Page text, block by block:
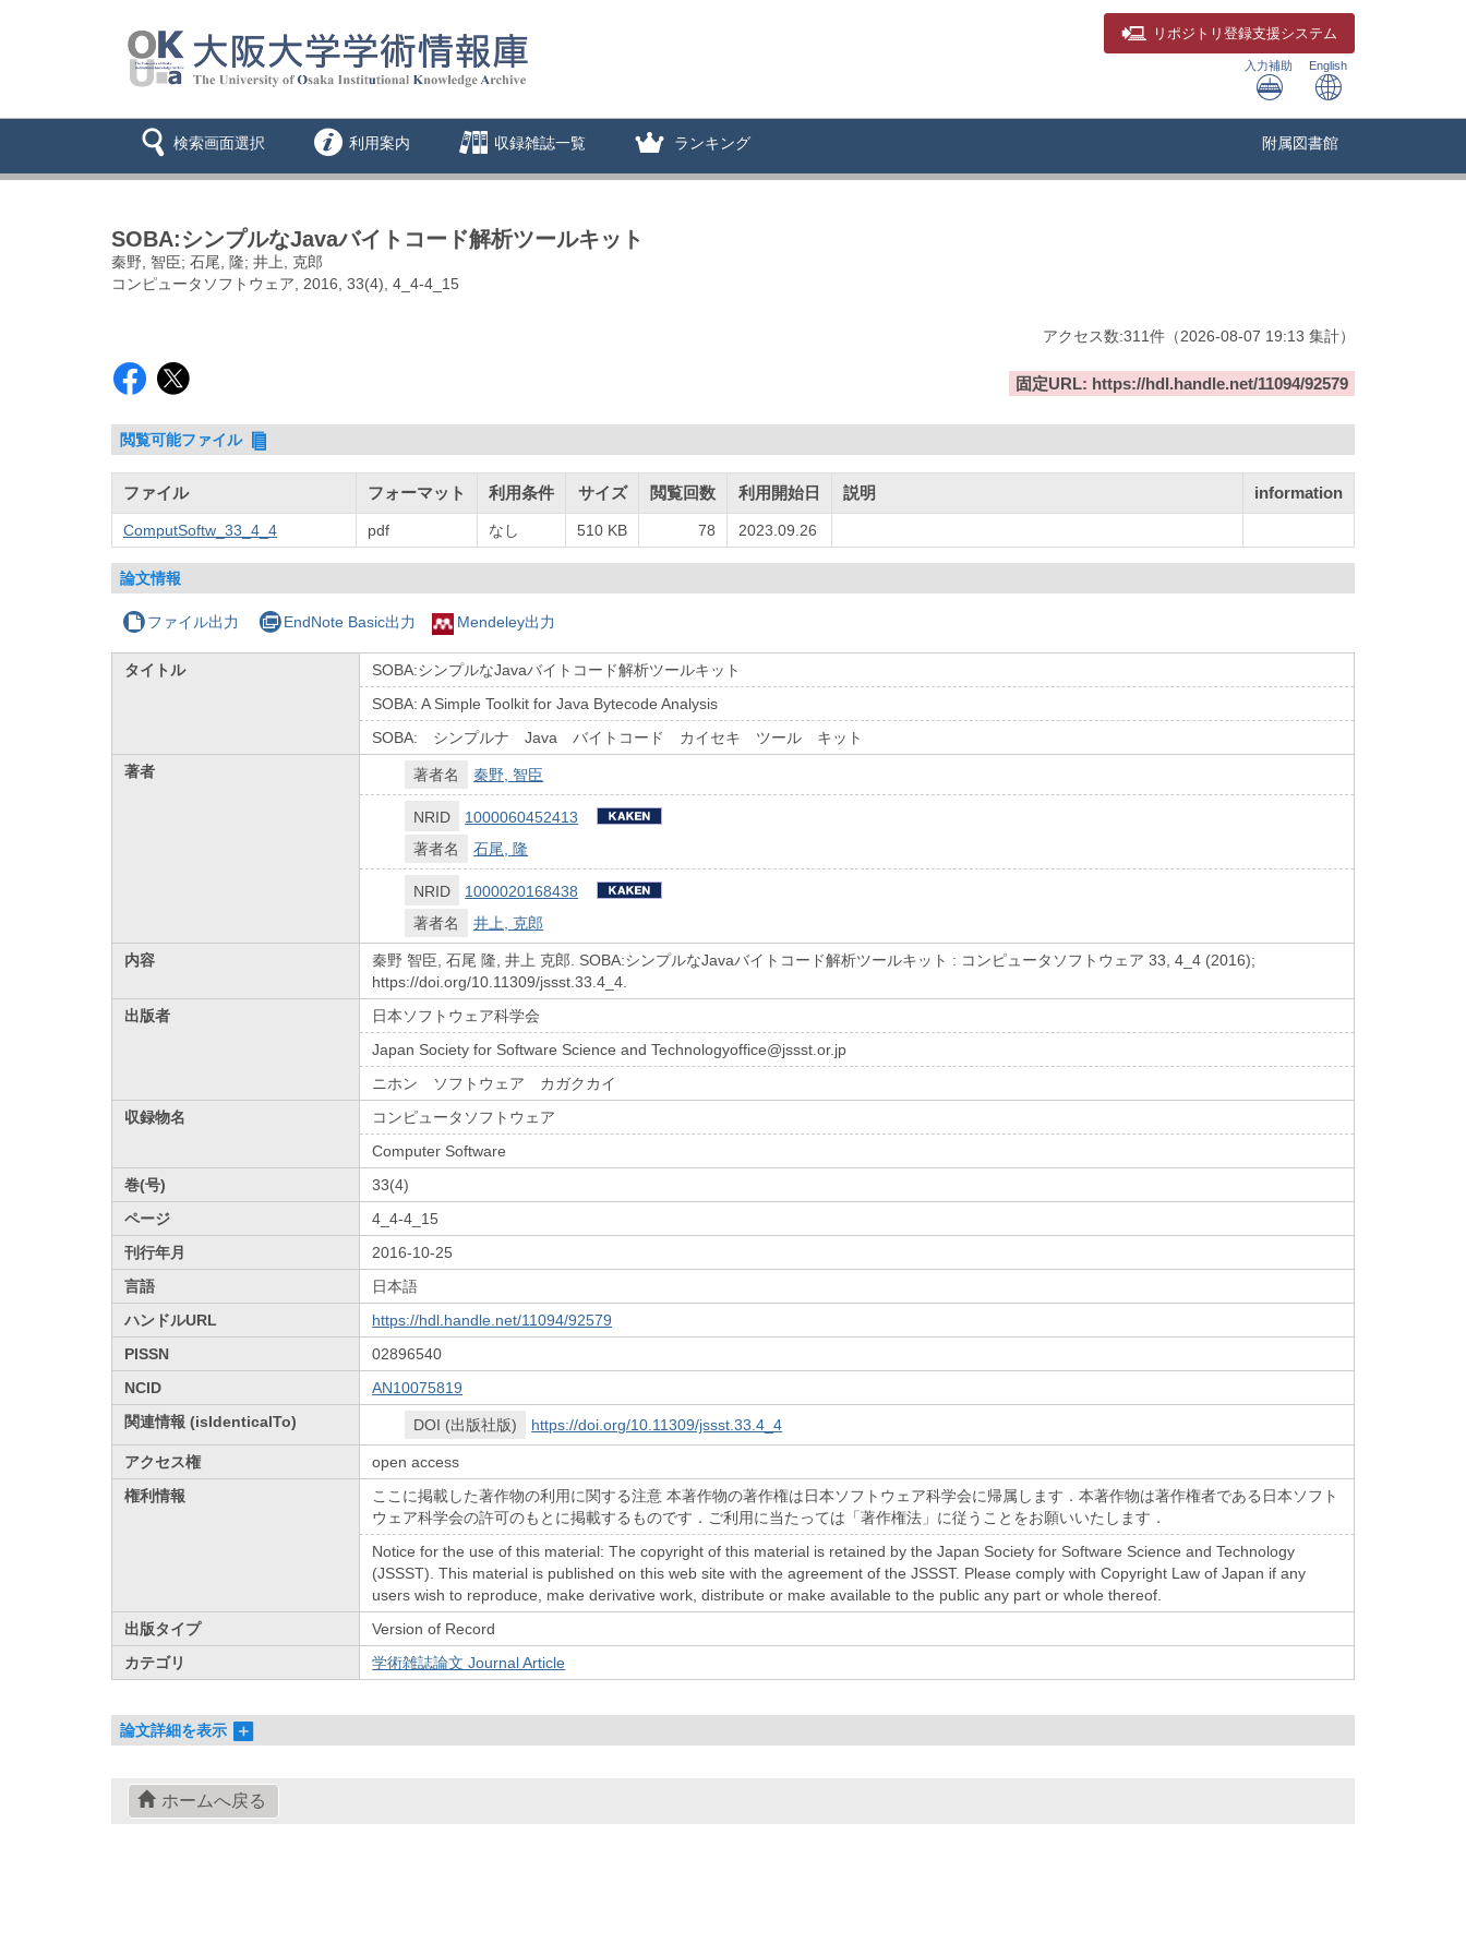
リポジトリ 登録支援システム
入力補助 English
検索画面選択 利用案内 収録雑誌一覧 ランキング 附属図書館
SOBA:シンプルなJavaバイトコード解析ツールキット
秦野, 智臣; 石尾, 隆; 井上, 克郎
コンピュータソフトウェア, 2016, 33(4), 4_4-4_15
アクセス数:311件 （2026-08-07 19:13 集計）
固定URL: https://hdl.handle.net/11094/92579
閲覧可能ファイル
ファイル フォーマット 利用条件 サイズ 閲覧回数 利用開始日 説明 information
ComputSoftw_33_4_4 pdf なし 510 KB 78 2023.09.26
論文情報
ファイル出力 EndNote Basic出力 Mendeley出力
タイトル
SOBA:シンプルなJavaバイトコード解析ツールキット
SOBA: A Simple Toolkit for Java Bytecode Analysis
SOBA: シンプルナ Java バイトコード カイセキ ツール キット
著者
著者名 秦野, 智臣
NRID
1000060452413
著者名
石尾, 隆
NRID
1000020168438
著者名
井上, 克郎
内容
秦野 智臣, 石尾 隆, 井上 克郎. SOBA:シンプルなJavaバイトコード解析ツールキット : コンピュータソフトウェア 33, 4_4 (2016);
https://doi.org/10.11309/jssst.33.4_4.
出版者
日本ソフトウェア科学会
Japan Society for Software Science and Technologyoffice@jssst.or.jp
ニホン ソフトウェア カガクカイ
収録物名
コンピュータソフトウェア
Computer Software
巻(号)
33(4)
ページ
4_4-4_15
刊行年月
2016-10-25
言語
日本語
ハンドルURL
https://hdl.handle.net/11094/92579
PISSN
02896540
NCID
AN10075819
関連情報 (isIdenticalTo)
DOI (出版社版) https://doi.org/10.11309/jssst.33.4_4
アクセス権
open access
権利情報
ここに掲載した著作物の利用に関する注意 本著作物の著作権は日本ソフトウェア科学会に帰属します．本著作物は著作権者である日本ソフト
ウェア科学会の許可のもとに掲載するものです．ご利用に当たっては「著作権法」に従うことをお願いいたします．
Notice for the use of this material: The copyright of this material is retained by the Japan Society for Software Science and Technology
(JSSST). This material is published on this web site with the agreement of the JSSST. Please comply with Copyright Law of Japan if any
users wish to reproduce, make derivative work, distribute or make available to the public any part or whole thereof.
出版タイプ
Version of Record
カテゴリ
学術雑誌論文 Journal Article
論文詳細を表示
ホームへ戻る